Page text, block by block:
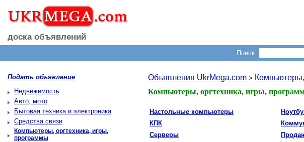
доска объявлений
Поиск:
Подать объявление
Недвижимость
Авто, мото
Бытовая техника и электроника
Средства связи
Компьютеры, оргтехника, игры,
программы
Объявления UkrMega.com >
Компьютеры, оргтехника, игры,
Настольные компьютеры
КПК
Серверы